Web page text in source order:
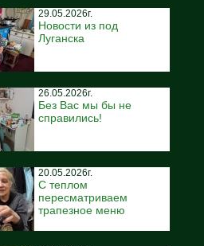
29.05.2026г.
Новости из под
Луганска
26.05.2026г.
Без Вас мы бы не
справились!
20.05.2026г.
С теплом
пересматриваем
трапезное меню